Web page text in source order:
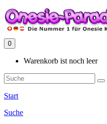
0
Warenkorb ist noch leer
Start
Suche